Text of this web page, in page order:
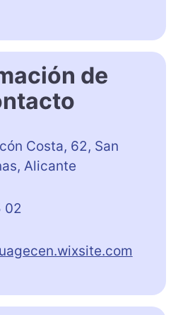
de
Costa, 62, San
Alicante
02